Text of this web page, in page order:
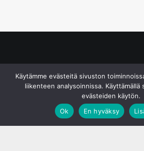
Käytämme evästeitä sivuston
liikenteen analysoinnissa. Käyttämällä
evästeiden käytön.
Ok
En hyväksy